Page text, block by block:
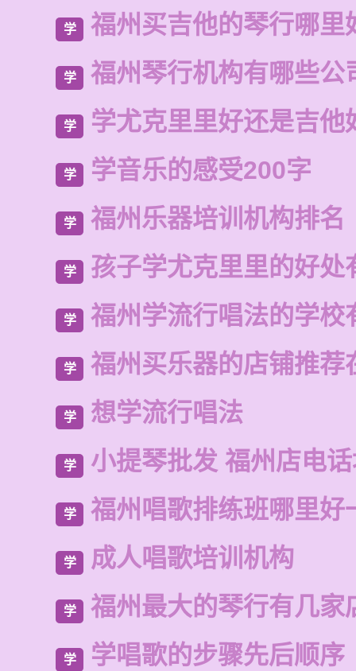
学 福州买吉他的琴行哪里
学 福州琴行机构有哪些公
学 学尤克里里好还是吉他
学 学音乐的感受200字
学 福州乐器培训机构排名
学 孩子学尤克里里的好处
学 福州学流行唱法的学校
学 福州买乐器的店铺推荐
学 想学流行唱法
学 小提琴批发 福州店电
学 福州唱歌排练班哪里好
学 成人唱歌培训机构
学 福州最大的琴行有几家
学 学唱歌的步骤先后顺序